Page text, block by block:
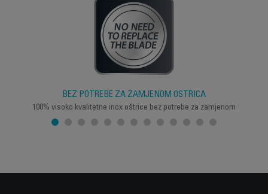
BEZ POTREBE ZA ZAMJENOM OŠTRICA
100% visoko kvalitetne inox oštrice bez potrebe za zamjenom